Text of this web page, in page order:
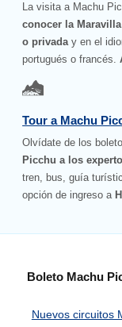
La visita a Machu
conocer la
o privaday en el
portugués o francés.
Tour a Machu
Olvídate de los
Picchu a los
tren, bus, guía
opción de ingreso a
Boleto Machu
Nuevos circuitos